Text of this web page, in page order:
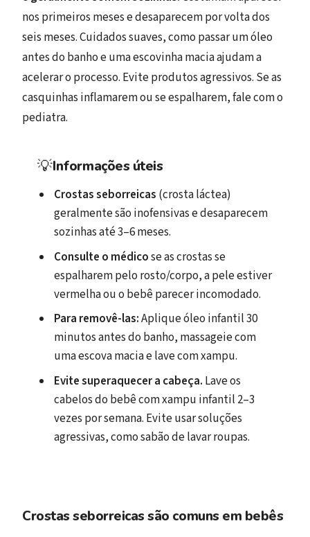
nos primeiros meses e desaparecem por volta dos
seis meses. Cuidados suaves, como passar um óleo
antes do banho e uma escovinha macia ajudam a
acelerar o processo. Evite produtos agressivos. Se as
casquinhas inflamarem ou se espalharem, fale com o
pediatra.
💡Informações úteis
Crostas seborreicas (crosta láctea)
geralmente são inofensivas e desaparecem
sozinhas até 3–6 meses.
Consulte o médicose as crostas se
espalharem pelo rosto/corpo, a pele estiver
vermelha ou o bebê parecer incomodado.
Para removê-las:Aplique óleo infantil 30
minutos antes do banho, massageie com
uma escova macia e lave com xampu.
Evite superaquecer a cabeça. Lave os
cabelos do bebê com xampu infantil 2–3
vezes por semana. Evite usar soluções
agressivas, como sabão de lavar roupas.
Crostas seborreicas são comuns em bebês